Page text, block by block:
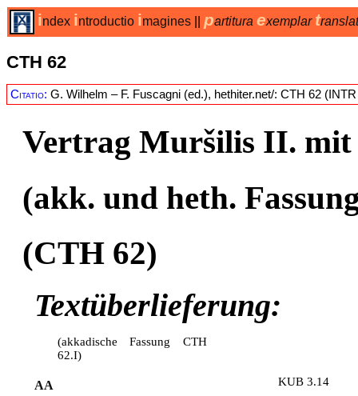
index introductio imagines partitura exemplar t
CTH 62
Citatio: G. Wilhelm – F. Fuscagni (ed.), hethiter.net/: CTH 62
Vertrag Muršilis II. mit
(akk. und heth.
(CTH 62)
Textüberlieferung:
(akkadische Fassung CTH
62.I)
AA KUB 3.14